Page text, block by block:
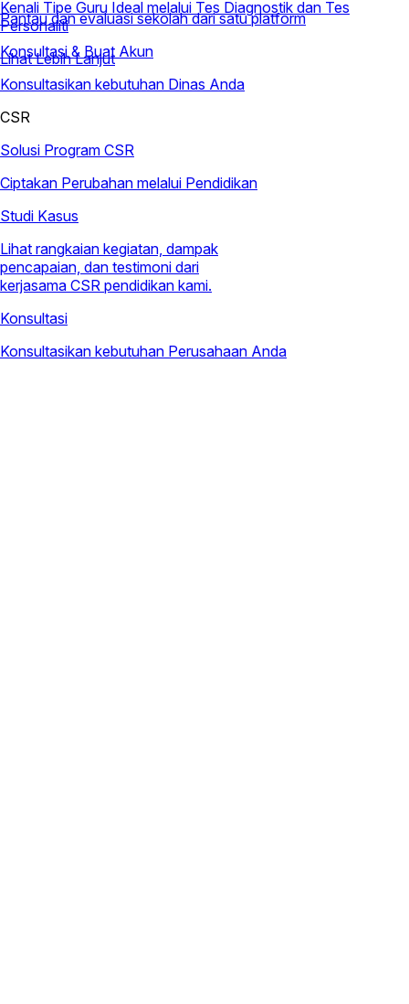
Pantau dan evaluasi sekolah dari satu platform
Konsultasi & Buat Akun
Konsultasikan kebutuhan Dinas Anda
CSR
Solusi Program CSR
Ciptakan Perubahan melalui Pendidikan
Studi Kasus
Lihat rangkaian kegiatan, dampak
pencapaian, dan testimoni dari
kerjasama CSR pendidikan kami.
Konsultasi
Konsultasikan kebutuhan Perusahaan Anda
Kenali Tipe Guru Ideal melalui Tes Diagnostik dan Tes
Personaliti
Lihat Lebih Lanjut